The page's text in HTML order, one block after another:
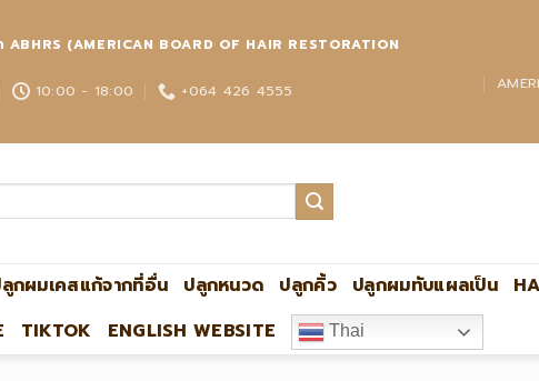
(AMERICAN BOARD OF HAIR RESTORATION
10:00 - 18:00 +064 426 4555
กผมเคสแก้จากที่อื่น ปลูกหนวด ปลูกคิ้ว ปลูกผมทับแผลเป็น
TIKTOK ENGLISH WEBSITE Thai